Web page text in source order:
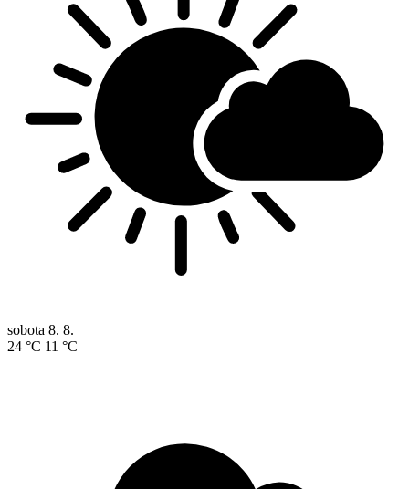
sobota 8. 8.
24 °C 11 °C